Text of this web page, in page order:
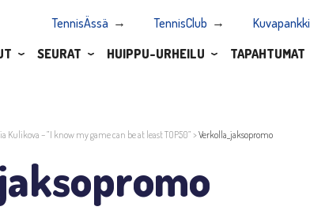
TennisÄssä TennisClub Kuvapankki
SEURAT HUIPPU-URHEILU TAPAHTUMAT
Kulikova – ”I know my game can be at least TOP50”>Verkolla_jaksopromo